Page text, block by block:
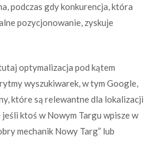
podczas gdy konkurencja, która
pozycjonowanie, zyskuje
optymalizacja pod kątem
wyszukiwarek, w tym Google,
które są relewantne dla lokalizacji
ktoś w Nowym Targu wpisze w
mechanik Nowy Targ” lub